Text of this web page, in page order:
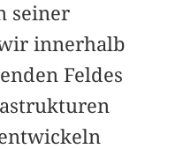
seiner
innerhalb
Feldes